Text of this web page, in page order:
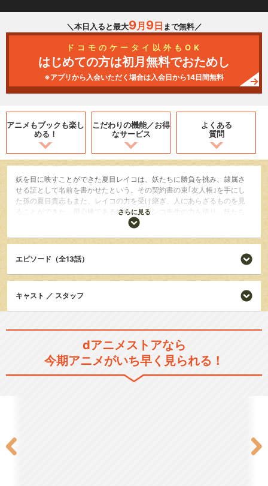
＼本日入ると最大9月 9日 まで無料／
ドコモのケータイ以外もOK
はじめての方は初月無料でおためし
※アプリから入会いただく場合は入会日から14日間無料
アニメもブックも楽し
める！
こだわりの機能／お得
なサービス
よくある
質問
妖を目に映すことができた夏目レイコは、妖たちに勝負を挑み、隷属さ
せる証として名前を書かせたという。その契約書の束｢友人帳｣を手にし
た孫の夏目貴志もまた、レイコの力を受け継ぎ、人にあらざるものを見
ることができた。用心棒である妖怪・ニャンコ先生の力を借り、妖たち
に名前を返していくことを決めた夏目。人の心、妖たちの想いをわかり
ドラマ/青春
シリーズ／関連のアニメ作品
夏目友人帳
さらに見る
エピソード（全13話）
キャスト ／ スタッフ
dアニメストアなら
今期アニメがいち早く見られる！